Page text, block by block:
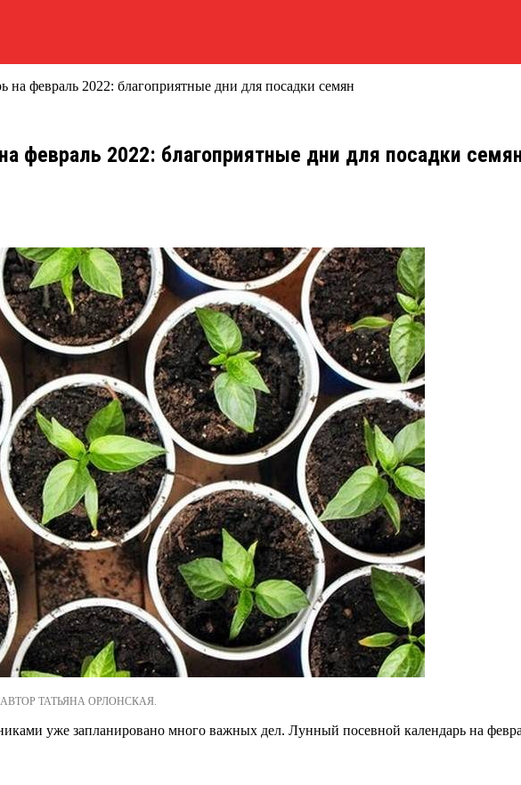
на февраль 2022: благоприятные дни для посадки семян
февраль 2022: благоприятные дни для посадки
АВТОР ТАТЬЯНА ОРЛОНСКАЯ.
уже запланировано много важных дел. Лунный посевной календарь на